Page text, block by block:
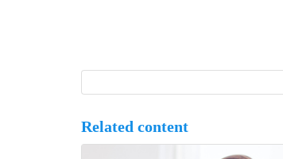
Related content